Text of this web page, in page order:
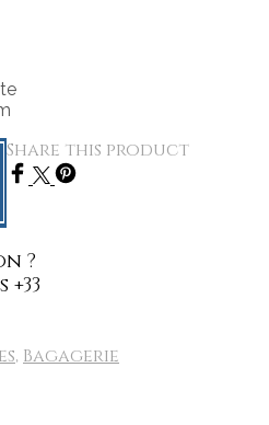
Share this product
, Bagagerie